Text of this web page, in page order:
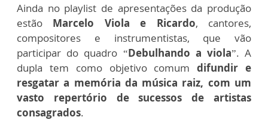
Ainda no playlist de apresentações da produção
estão Marcelo Viola e Ricardo, cantores,
compositores e instrumentistas, que vão
participar do quadro “Debulhando a viola”. A
dupla tem como objetivo comumdifundir e
resgatar a memória da música raiz, com um
vasto repertório de sucessos de artistas
consagrados.